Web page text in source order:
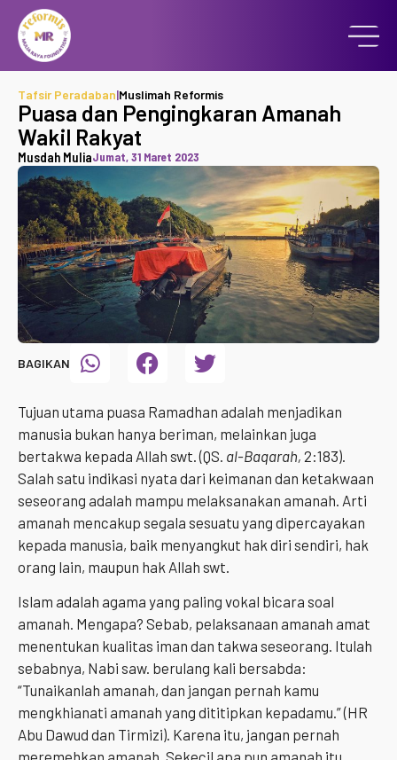
Tafsir Peradaban|Muslimah Reformis
Puasa dan Pengingkaran Amanah
Wakil Rakyat
Musdah MuliaJumat, 31 Maret 2023
BAGIKAN
Tujuan utama puasa Ramadhan adalah menjadikan
manusia bukan hanya beriman, melainkan juga
bertakwa kepada Allah swt. (QS. al-Baqarah, 2:183).
Salah satu indikasi nyata dari keimanan dan ketakwaan
seseorang adalah mampu melaksanakan amanah. Arti
amanah mencakup segala sesuatu yang dipercayakan
kepada manusia, baik menyangkut hak diri sendiri, hak
orang lain, maupun hak Allah swt.
Islam adalah agama yang paling vokal bicara soal
amanah. Mengapa? Sebab, pelaksanaan amanah amat
menentukan kualitas iman dan takwa seseorang. Itulah
sebabnya, Nabi saw. berulang kali bersabda:
“Tunaikanlah amanah, dan jangan pernah kamu
mengkhianati amanah yang dititipkan kepadamu.” (HR
Abu Dawud dan Tirmizi). Karena itu, jangan pernah